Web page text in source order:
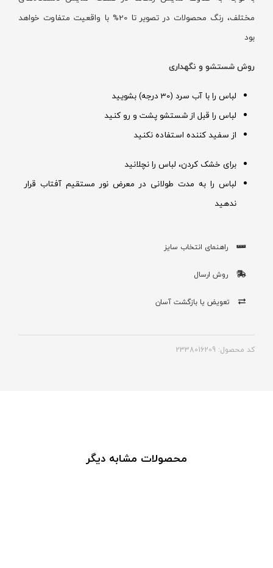
مختلف، رنگ محصولات در تصویر تا 20% با واقعیت متفاوت خواهد
بود
روش شستشو و نگهداری
لباس را با آب سرد (30 درجه) بشویید
لباس را قبل از شستشو پشت و رو کنید
از سفید کننده استفاده نکنید
برای خشک کردن، لباس را نچلانید
لباس را به مدت طولانی در معرض نور مستقیم آفتاب قرار
ندهید
راهنمای انتخاب سایز
روش ارسال
تعویض یا بازگشت آسان
کد محصول: 2338016209
محصولات مشابه دیگر